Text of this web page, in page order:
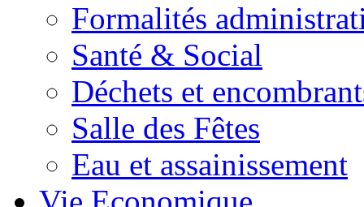
Formalités
Santé & Social
Déchets et
Salle des Fêtes
Eau et assainissement